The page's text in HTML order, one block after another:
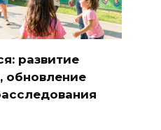
развитие
обновление